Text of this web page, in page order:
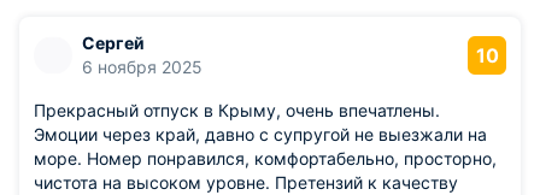
Сергей
6 ноября 2025
10
Прекрасный отпуск в Крыму, очень впечатлены.
Эмоции через край, давно с супругой не выезжали на
море. Номер понравился, комфортабельно, просторно,
чистота на высоком уровне. Претензий к качеству